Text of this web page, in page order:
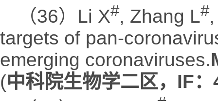
（36）Li X#, Zhang L#
targets of pan-
emerging coronaviruses.
(中科院生物学二区，IF